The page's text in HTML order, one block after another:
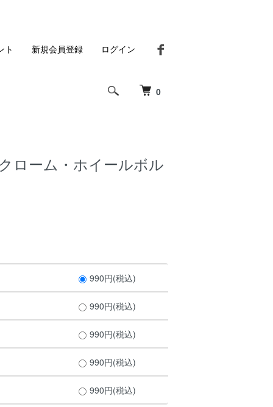
0
ト 新規会員登録 ログイン
ローム・ホイールボル
990円(税込)
990円(税込)
990円(税込)
990円(税込)
990円(税込)